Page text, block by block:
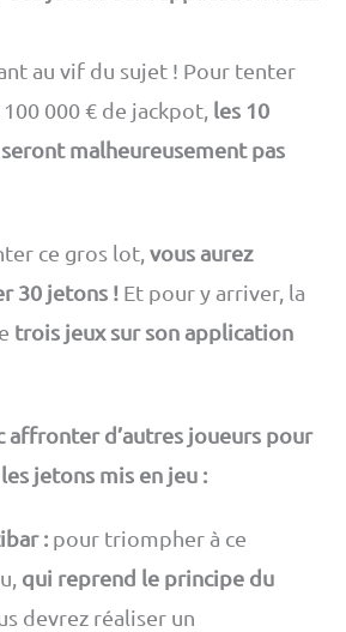
au vif du sujet ! Pour tenter
000 € de jackpot, les 10
malheureusement pas
ce gros lot,vous aurez
30 jetons ! Et pour y arriver, la
trois jeux sur son application
affronter d’autres joueurs pour
jetons mis en jeu :
: pour triompher à ce
qui reprend le principe du
devrez réaliser un